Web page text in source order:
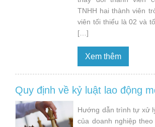
TNHH hai thành viên
viên tối thiểu là 02 và
[…]
Xem thêm
Quy định về kỷ luật lao động
Hướng dẫn trình tự xử
của doanh nghiệp